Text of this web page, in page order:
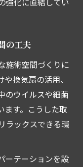
の工夫
施術空間づくりに
換気扇の活用、
のウイルスや細菌
ます。こうした取
ラックスできる環
ーテーションを設